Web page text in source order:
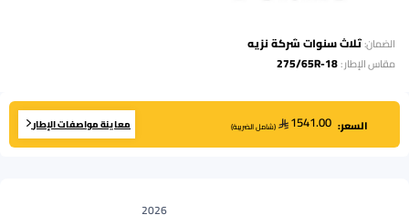
الضمان:ثلاث سنوات شركة نزيه
مقاس الإطار:
275/65R-18
السعر: 1541.00
(شامل الضريبة) معاينة مواصفات الإطار
2026